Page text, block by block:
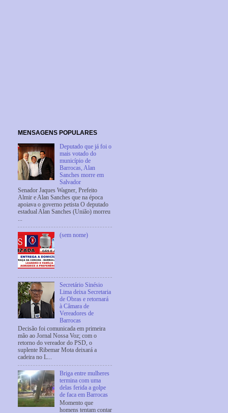
MENSAGENS POPULARES
Deputado que já foi o
mais votado do
município de
Barrocas, Alan
Sanches morre em
Salvador
Senador Jaques Wagner, Prefeito
Almir e Alan Sanches que na época
apoiava o governo petista O deputado
estadual Alan Sanches (União) morreu
...
(sem nome)
Secretário Sinésio
Lima deixa Secretaria
de Obras e retornará
à Câmara de
Vereadores de
Barrocas
Decisão foi comunicada em primeira
mão ao Jornal Nossa Voz; com o
retorno do vereador do PSD, o
suplente Ribemar Mota deixará a
cadeira no L...
Briga entre mulheres
termina com uma
delas ferida a golpe
de faca em Barrocas
Momento que
homens tentam contar